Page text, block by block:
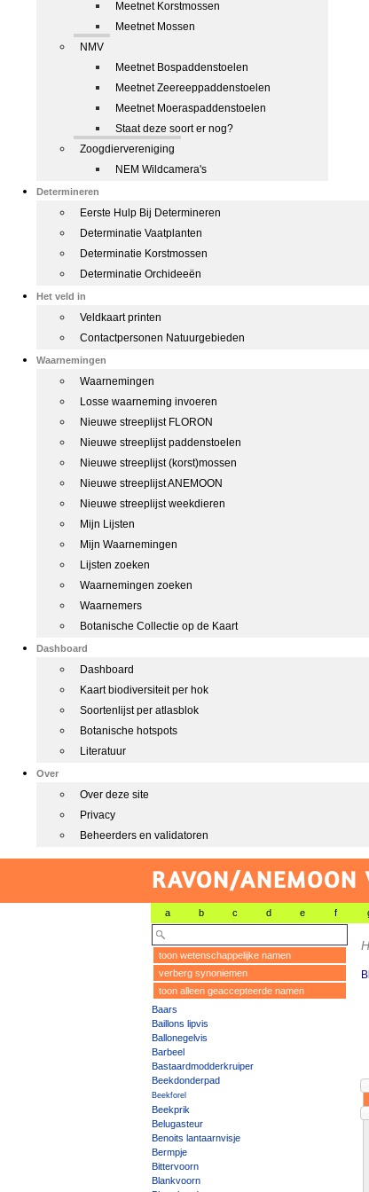
Meetnet Korstmossen
Meetnet Mossen
NMV
Meetnet Bospaddenstoelen
Meetnet Zeereeppaddenstoelen
Meetnet Moeraspaddenstoelen
Staat deze soort er nog?
Zoogdiervereniging
NEM Wildcamera's
Determineren
Eerste Hulp Bij Determineren
Determinatie Vaatplanten
Determinatie Korstmossen
Determinatie Orchideeën
Het veld in
Veldkaart printen
Contactpersonen Natuurgebieden
Waarnemingen
Waarnemingen
Losse waarneming invoeren
Nieuwe streeplijst FLORON
Nieuwe streeplijst paddenstoelen
Nieuwe streeplijst (korst)mossen
Nieuwe streeplijst ANEMOON
Nieuwe streeplijst weekdieren
Mijn Lijsten
Mijn Waarnemingen
Lijsten zoeken
Waarnemingen zoeken
Waarnemers
Botanische Collectie op de Kaart
Dashboard
Dashboard
Kaart biodiversiteit per hok
Soortenlijst per atlasblok
Botanische hotspots
Literatuur
Over
Over deze site
Privacy
Beheerders en validatoren
RAVON/
a b c d e f
toon wetenschappelijke namen
verberg synoniemen
toon alleen geaccepteerde namen
Baars
Baillons lipvis
Ballonegelvis
Barbeel
Bastaardmodderkruiper
Beekdonderpad
Beekforel
Beekprik
Belugasteur
Benoits lantaarnvisje
Bermpje
Bittervoorn
Blankvoorn